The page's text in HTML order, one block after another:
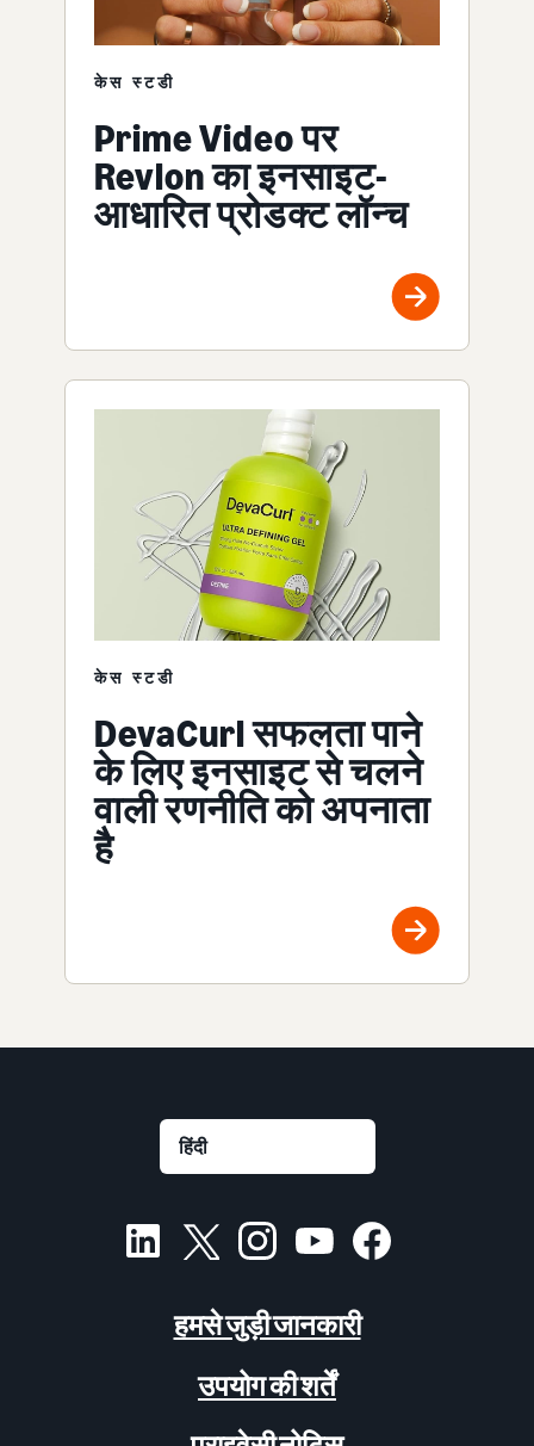
केस स्टडी
Prime Video पर
Revlon का इनसाइट-
आधारित प्रोडक्ट लॉन्च
केस स्टडी
DevaCurl सफलता पाने
के लिए इनसाइट से चलने
वाली रणनीति को अपनाता
है
हमसे जुड़ी जानकारी
उपयोग की शर्तें